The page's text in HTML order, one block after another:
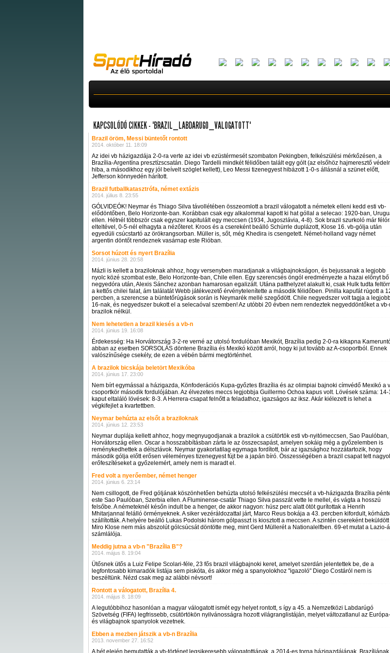
KAPCSOLÓDÓ CIKKEK - "BRAZIL_LABDARUGO_VALOGATOTT"
Brazil öröm, Messi büntetőt rontott
2014. október 11. 18:09
Az idei vb házigazdája 2-0-ra verte az idei vb ezüstérmesét szombaton Pekingben, felkészülési mérkőzésen, a
Brazília-Argentína presztízscsatán. Diego Tardelli mindkét félidőben talált egy gólt (az elsőhöz hajmeresztő
hiba, a másodikhoz egy jól beívelt szöglet kellett), Leo Messi tizenegyest hibázott 1-0-s állásnál a szünet előtt,
Jefferson könnyedén hárított.
Brazil futballkatasztrófa, német extázis
2014. július 8. 23:55
GÓLVIDEÓK! Neymar és Thiago Silva távollétében összeomlott a brazil válogatott a németek elleni kedd esti vb-
elődöntőben, Belo Horizonte-ban. Korábban csak egy alkalommal kapott ki hat góllal a selecao: 1920-ban,
ellen. Hétnél többször csak egyszer kapitulált egy meccsen (1934, Jugoszlávia, 4-8). Sok brazil szurkoló már
elteltével, 0-5-nél elhagyta a nézőteret. Kroos és a csereként beálló Schürrle duplázott, Klose 16. vb-gólja után
egyedüli csúcstartó az örökrangsorban. Müller is, sőt, még Khedira is csengetett. Német-holland vagy német
argentin döntőt rendeznek vasárnap este Rióban.
Sorsot húzott és nyert Brazília
2014. június 28. 20:58
Mázli is kellett a braziloknak ahhoz, hogy versenyben maradjanak a világbajnokságon, és bejussanak a legjobb
nyolc közé szombat este, Belo Horizonte-ban, Chile ellen. Egy szerencsés öngól eredményezte a hazai előnyt bő
negyedóra után, Alexis Sánchez azonban hamarosan egalizált. Utána patthelyzet alakult ki, csak Hulk tudta
a kettős chilei falat, ám találatát Webb játékvezető érvénytelenítette a második félidőben. Pinilla kapufát rúgott a
percben, a szerencse a büntetőrúgások során is Neymarék mellé szegődött. Chile negyedszer volt tagja a
16-nak, és negyedszer bukott el a selecaóval szemben! Az utóbbi 20 évben nem rendeztek negyeddöntőket a
brazilok nélkül.
Nem lehetetlen a brazil kiesés a vb-n
2014. június 19. 16:08
Érdekesség: Ha Horvátország 3-2-re verné az utolsó fordulóban Mexikót, Brazília pedig 2-0-ra kikapna
abban az esetben SORSOLÁS döntene Brazília és Mexikó között arról, hogy ki jut tovább az A-csoportból. Ennek
valószínűsége csekély, de ezen a vébén bármi megtörténhet.
A brazilok bicskája beletört Mexikóba
2014. június 17. 23:00
Nem bírt egymással a házigazda, Könfoderációs Kupa-győztes Brazília és az olimpiai bajnoki címvédő Mexikó a
csoportkör második fordulójában. Az élvezetes meccs legjobbja Guillermo Ochoa kapus volt. Lövések száma: 14-
kaput eltaláló lövések: 8-3. A Herrera-csapat felnőtt a feladathoz, igazságos az iksz. Akár kiélezett is lehet a
végkifejlet a kvartettben.
Neymar behúzta az elsőt a braziloknak
2014. június 12. 23:53
Neymar duplája kellett ahhoz, hogy megnyugodjanak a brazilok a csütörtök esti vb-nyitómeccsen, Sao Paulóban,
Horvátország ellen. Oscar a hosszabbításban zárta le az összecsapást, amelyen sokáig még a győzelemben is
reménykedhettek a délszlávok. Neymar gyakorlatilag egymaga fordított, bár az igazsághoz hozzátartozik, hogy
második gólja előtt erősen véleményes tizenegyest fújt be a japán bíró. Összességében a brazil csapat tett
erőfeszítéseket a győzelemért, amely nem is maradt el.
Fred volt a nyerőember, német henger
2014. június 6. 23:14
Nem csillogott, de Fred góljának köszönhetően behúzta utolsó felkészülési meccsét a vb-házigazda Brazília
este Sao Paulóban, Szerbia ellen. A Fluminense-csatár Thiago Silva passzát vette le mellel, és vágta a hosszú
felsőbe. A németeknél későn indult be a henger, de akkor nagyon: húsz perc alatt ötöt gurítottak a Henrih
Mhitarjannal felálló örményeknek. A siker vezéráldozattal járt, Marco Reus bokája a 43. percben kifordult,
szállították. A helyére beálló Lukas Podolski három gólpasszt is kiosztott a meccsen. A szintén csereként beküldött
Miro Klose nem más abszolút gólcsúcsát döntötte meg, mint Gerd Müllerét a Nationalelfben. 69-et mutat a Lazio-
számlálója.
Meddig jutna a vb-n "Brazília B"?
2014. május 8. 19:04
Ütősnek ütős a Luiz Felipe Scolari-féle, 23 fős brazil világbajnoki keret, amelyet szerdán jelentettek be, de a
legfontosabb kimaradók listája sem piskóta, és akkor még a spanyolokhoz "igazoló" Diego Costáról nem is
beszéltünk. Nézd csak meg az alábbi névsort!
Rontott a válogatott, Brazília 4.
2014. május 8. 18:09
A legutóbbihoz hasonlóan a magyar válogatott ismét egy helyet rontott, s így a 45. a Nemzetközi Labdarúgó
Szövetség (FIFA) legfrissebb, csütörtökön nyilvánosságra hozott világranglistáján, melyet változatlanul az Európa-
és világbajnok spanyolok vezetnek.
Ebben a mezben játszik a vb-n Brazília
2013. november 27. 16:52
A hét elején bemutatták a vb-történet legsikeresebb válogatottjának, a 2014-es torna házigazdájának, Brazíliának